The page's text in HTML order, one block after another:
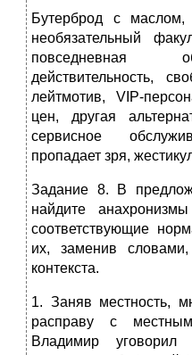
Бутерброд с
необязательный
повседневная
действительность,
лейтмотив, VIP-
цен, другая
сервисное
пропадает зря,
Задание 8. В
найдите
соответствующие
их, заменив
контекста.
1. Заняв местность,
расправу с
Владимир